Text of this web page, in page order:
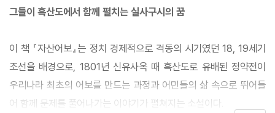
그들이 흑산도에서 함께 펼치는 실사구시의 꿈
이 책 『자산어보』는 정치 경제적으로 격동의 시기였던 18, 19세기
조선을 배경으로, 1801년 신유사옥 때 흑산도로 유배된 정약전이
우리나라 최초의 어보를 만드는 과정과 어민들의 삶 속으로 뛰어들
어 함께 문제를 풀어나가는 이야기가 펼쳐지는 소설이다.